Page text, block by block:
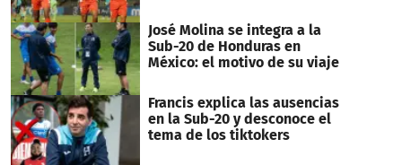
José Molina se integra a la
Sub-20 de Honduras en
México: el motivo de su viaje
Francis explica las ausencias
en la Sub-20 y desconoce el
tema de los tiktokers